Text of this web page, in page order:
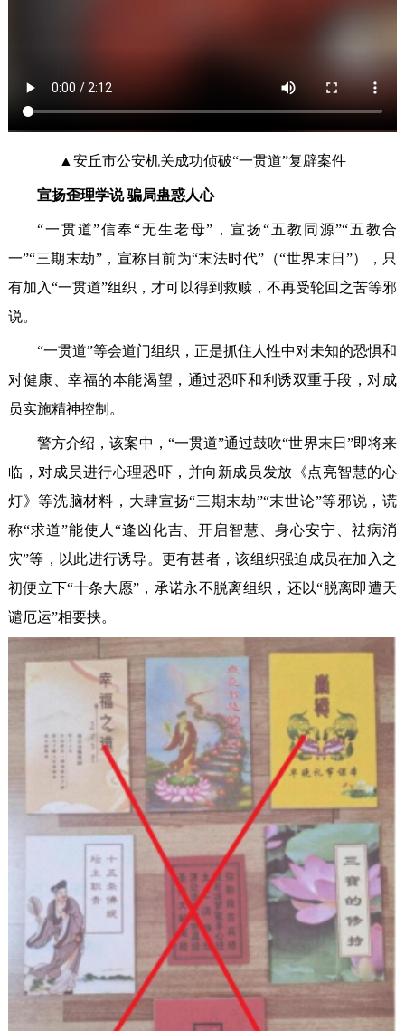
▲安丘市公安机关成功侦破“一贯道”复辟案件
宣扬歪理学说 骗局蛊惑人心
“一贯道”信奉“无生老母”，宣扬“五教同源”“五教合
一”“三期末劫”，宣称目前为“末法时代”（“世界末日”），只
有加入“一贯道”组织，才可以得到救赎，不再受轮回之苦等邪
说。
“一贯道”等会道门组织，正是抓住人性中对未知的恐惧和
对健康、幸福的本能渴望，通过恐吓和利诱双重手段，对成
员实施精神控制。
警方介绍，该案中，“一贯道”通过鼓吹“世界末日”即将来
临，对成员进行心理恐吓，并向新成员发放《点亮智慧的心
灯》等洗脑材料，大肆宣扬“三期末劫”“末世论”等邪说，谎
称“求道”能使人“逢凶化吉、开启智慧、身心安宁、祛病消
灾”等，以此进行诱导。更有甚者，该组织强迫成员在加入之
初便立下“十条大愿”，承诺永不脱离组织，还以“脱离即遭天
谴厄运”相要挟。